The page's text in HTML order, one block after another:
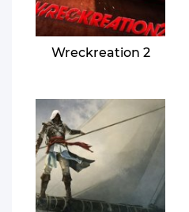
Wreckreation 2